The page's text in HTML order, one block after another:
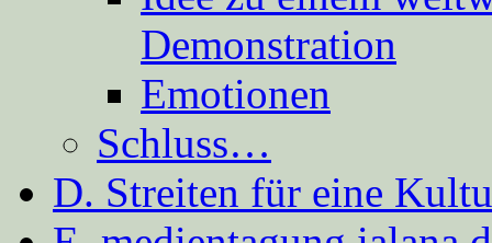
Demonstration
Emotionen
Schluss…
D. Streiten für eine